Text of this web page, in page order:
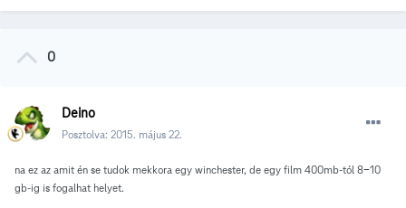
0
Deino
Posztolva: 2015. május 22.
na ez az amit én se tudok mekkora egy winchester, de egy film 400mb-tól 8-10
gb-ig is fogalhat helyet.